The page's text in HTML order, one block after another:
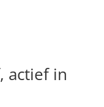
actief in